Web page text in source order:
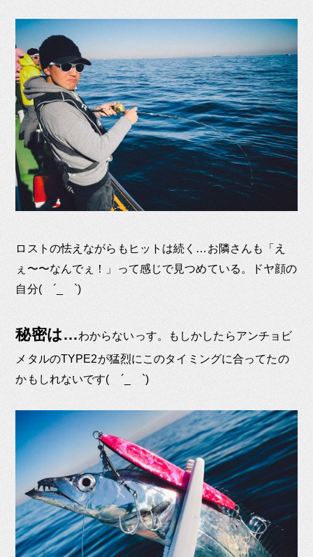
ロストの怯えながらもヒットは続く…お隣さんも「え
ぇ〜〜なんでぇ！」って感じで見つめている。ドヤ顔の
自分( ´_ゝ`)
秘密は…わからないっす。もしかしたらアンチョビ
メタルのTYPE2が猛烈にこのタイミングに合ってたの
かもしれないです( ´_ゝ`)